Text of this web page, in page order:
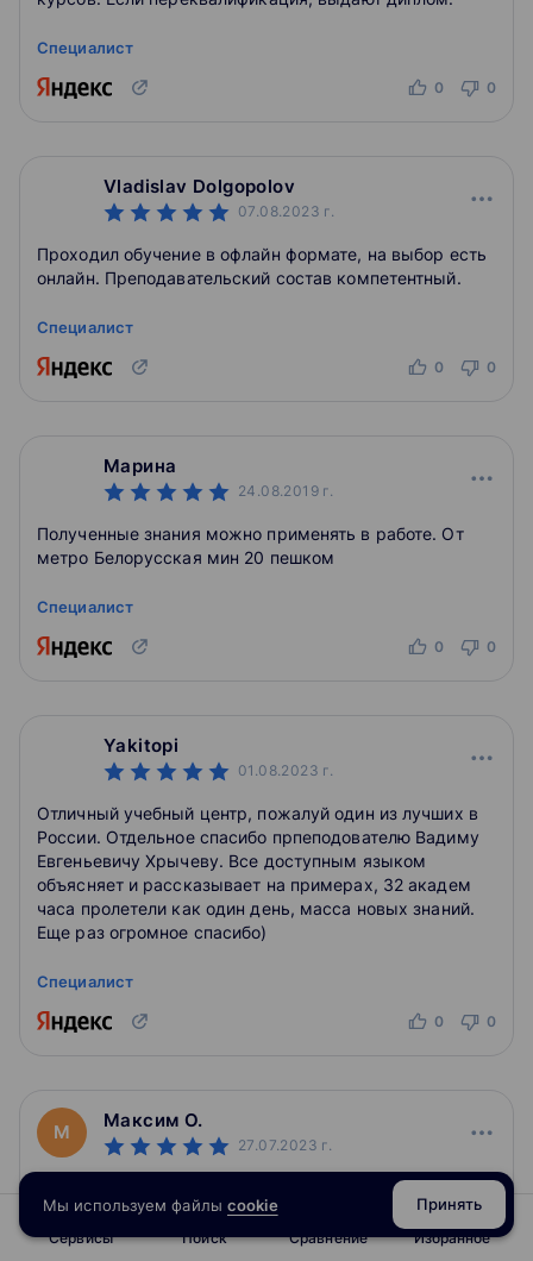
Специалист
0 0
Vladislav Dolgopolov
07.08.2023 г.
Проходил обучение в офлайн формате, на выбор есть
онлайн. Преподавательский состав компетентный.
Специалист
0 0
Марина
24.08.2019 г.
Полученные знания можно применять в работе. От
метро Белорусская мин 20 пешком
Специалист
0 0
Yakitopi
01.08.2023 г.
Отличный учебный центр, пожалуй один из лучших в
России. Отдельное спасибо прпеподователю Вадиму
Евгеньевичу Хрычеву. Все доступным языком
объясняет и рассказывает на примерах, 32 академ
часа пролетели как один день, масса новых знаний.
Еще раз огромное спасибо)
Специалист
0 0
М
Максим О.
27.07.2023 г.
Специалист
Сервисы Поиск Сравнение Избранное
Мы используем файлы cookie Принять